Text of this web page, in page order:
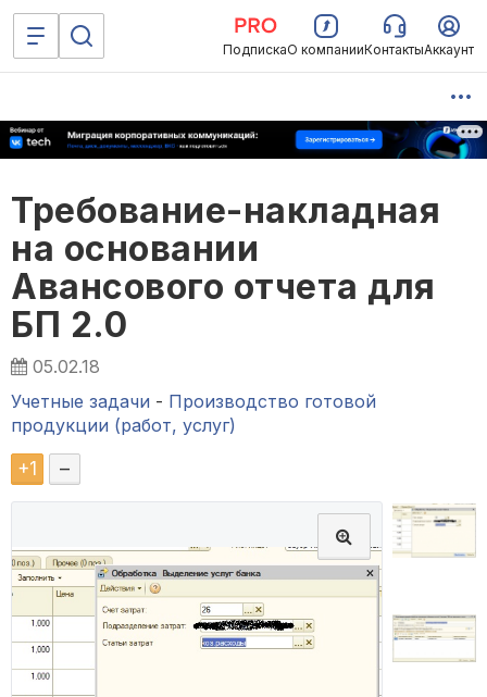
ПодпискаО компанииКонтактыАккаунт
Требование-накладная
на основании
Авансового отчета для
БП 2.0
05.02.18
Учетные задачи - Производство готовой
продукции (работ, услуг)
+1 –